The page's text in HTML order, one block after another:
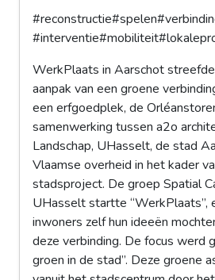
WerkPlaats in Aarschot
aanpak van een groene
een erfgoedplek, de
samenwerking tussen a2o
Landschap, UHasselt, de stad
Vlaamse overheid in het kader
stadsproject. De groep Spatial
UHasselt startte “WerkPlaats”,
inwoners zelf hun ideeën
deze verbinding. De focus werd
groen in de stad”. Deze groene